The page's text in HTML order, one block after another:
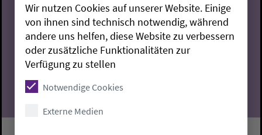
08
08.2026
Wir nutzen Cookies auf unserer Website. Einige
von ihnen sind technisch notwendig, während
andere uns helfen, diese Website zu verbessern
oder zusätzliche Funktionalitäten zur
Verfügung zu stellen
Notwendige Cookies
Externe Medien